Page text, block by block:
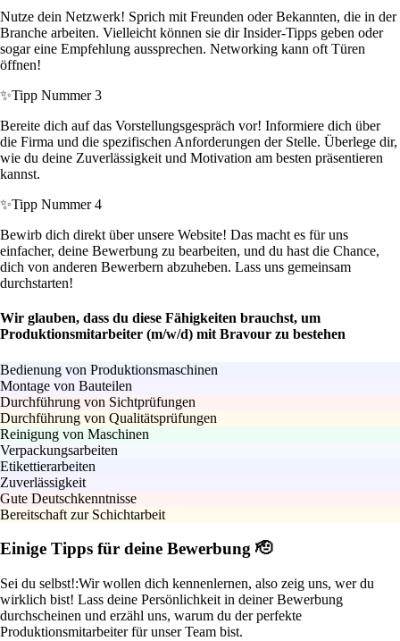
Nutze dein Netzwerk! Sprich mit Freunden oder Bekannten, die in der
Branche arbeiten. Vielleicht können sie dir Insider-Tipps geben oder
sogar eine Empfehlung aussprechen. Networking kann oft Türen
öffnen!
✨Tipp Nummer 3
Bereite dich auf das Vorstellungsgespräch vor! Informiere dich über
die Firma und die spezifischen Anforderungen der Stelle. Überlege dir,
wie du deine Zuverlässigkeit und Motivation am besten präsentieren
kannst.
✨Tipp Nummer 4
Bewirb dich direkt über unsere Website! Das macht es für uns
einfacher, deine Bewerbung zu bearbeiten, und du hast die Chance,
dich von anderen Bewerbern abzuheben. Lass uns gemeinsam
durchstarten!
Wir glauben, dass du diese Fähigkeiten brauchst, um
Produktionsmitarbeiter (m/w/d) mit Bravour zu bestehen
Bedienung von Produktionsmaschinen
Montage von Bauteilen
Durchführung von Sichtprüfungen
Durchführung von Qualitätsprüfungen
Reinigung von Maschinen
Verpackungsarbeiten
Etikettierarbeiten
Zuverlässigkeit
Gute Deutschkenntnisse
Bereitschaft zur Schichtarbeit
Einige Tipps für deine Bewerbung 🫡
Sei du selbst!:Wir wollen dich kennenlernen, also zeig uns, wer du
wirklich bist! Lass deine Persönlichkeit in deiner Bewerbung
durchscheinen und erzähl uns, warum du der perfekte
Produktionsmitarbeiter für unser Team bist.